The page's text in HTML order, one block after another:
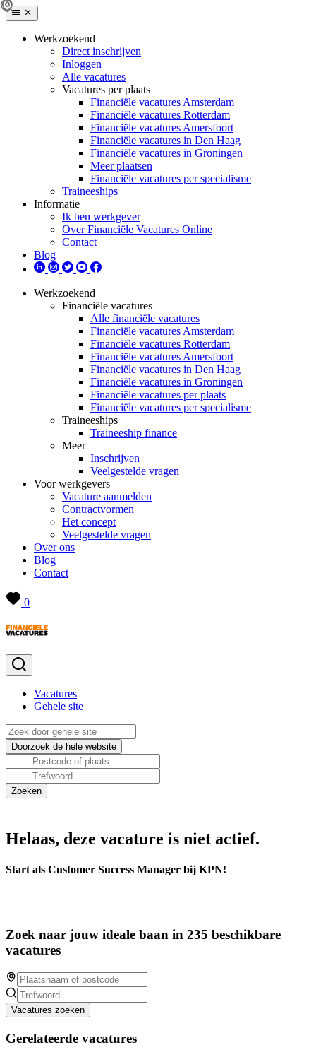
Werkzoekend
Direct inschrijven
Inloggen
Alle vacatures
Vacatures per plaats
Financiële vacatures Amsterdam
Financiële vacatures Rotterdam
Financiële vacatures Amersfoort
Financiële vacatures in Den Haag
Financiële vacatures in Groningen
Meer plaatsen
Financiële vacatures per specialisme
Traineeships
Informatie
Ik ben werkgever
Over Financiële Vacatures Online
Contact
Blog
Werkzoekend
Financiële vacatures
Alle financiële vacatures
Financiële vacatures Amsterdam
Financiële vacatures Rotterdam
Financiële vacatures Amersfoort
Financiële vacatures in Den Haag
Financiële vacatures in Groningen
Financiële vacatures per plaats
Financiële vacatures per specialisme
Traineeships
Traineeship finance
Meer
Inschrijven
Veelgestelde vragen
Voor werkgevers
Vacature aanmelden
Contractvormen
Het concept
Veelgestelde vragen
Over ons
Blog
Contact
0
Vacatures
Gehele site
Helaas, deze vacature is niet actief.
Start als Customer Success Manager bij KPN!
Zoek naar jouw ideale baan in 235 beschikbare
vacatures
Vacatures zoeken
Gerelateerde vacatures